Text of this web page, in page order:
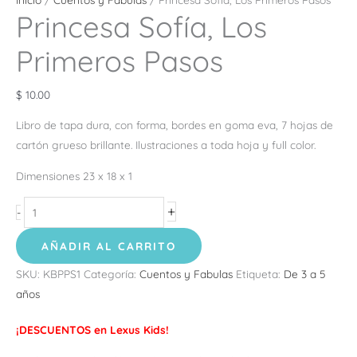
Princesa Sofía, Los
Primeros Pasos
$ 10.00
Libro de tapa dura, con forma, bordes en goma eva, 7 hojas de
cartón grueso brillante. Ilustraciones a toda hoja y full color.
Dimensiones 23 x 18 x 1
- +
AÑADIR AL CARRITO
SKU: KBPPS1 Categoría: Cuentos y Fabulas Etiqueta: De 3 a 5
años
¡DESCUENTOS en Lexus Kids!